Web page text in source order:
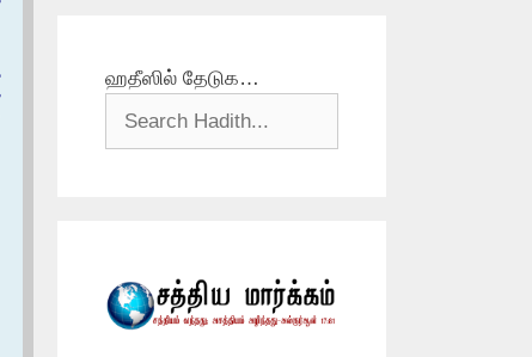
ஹதீஸில் தேடுக…